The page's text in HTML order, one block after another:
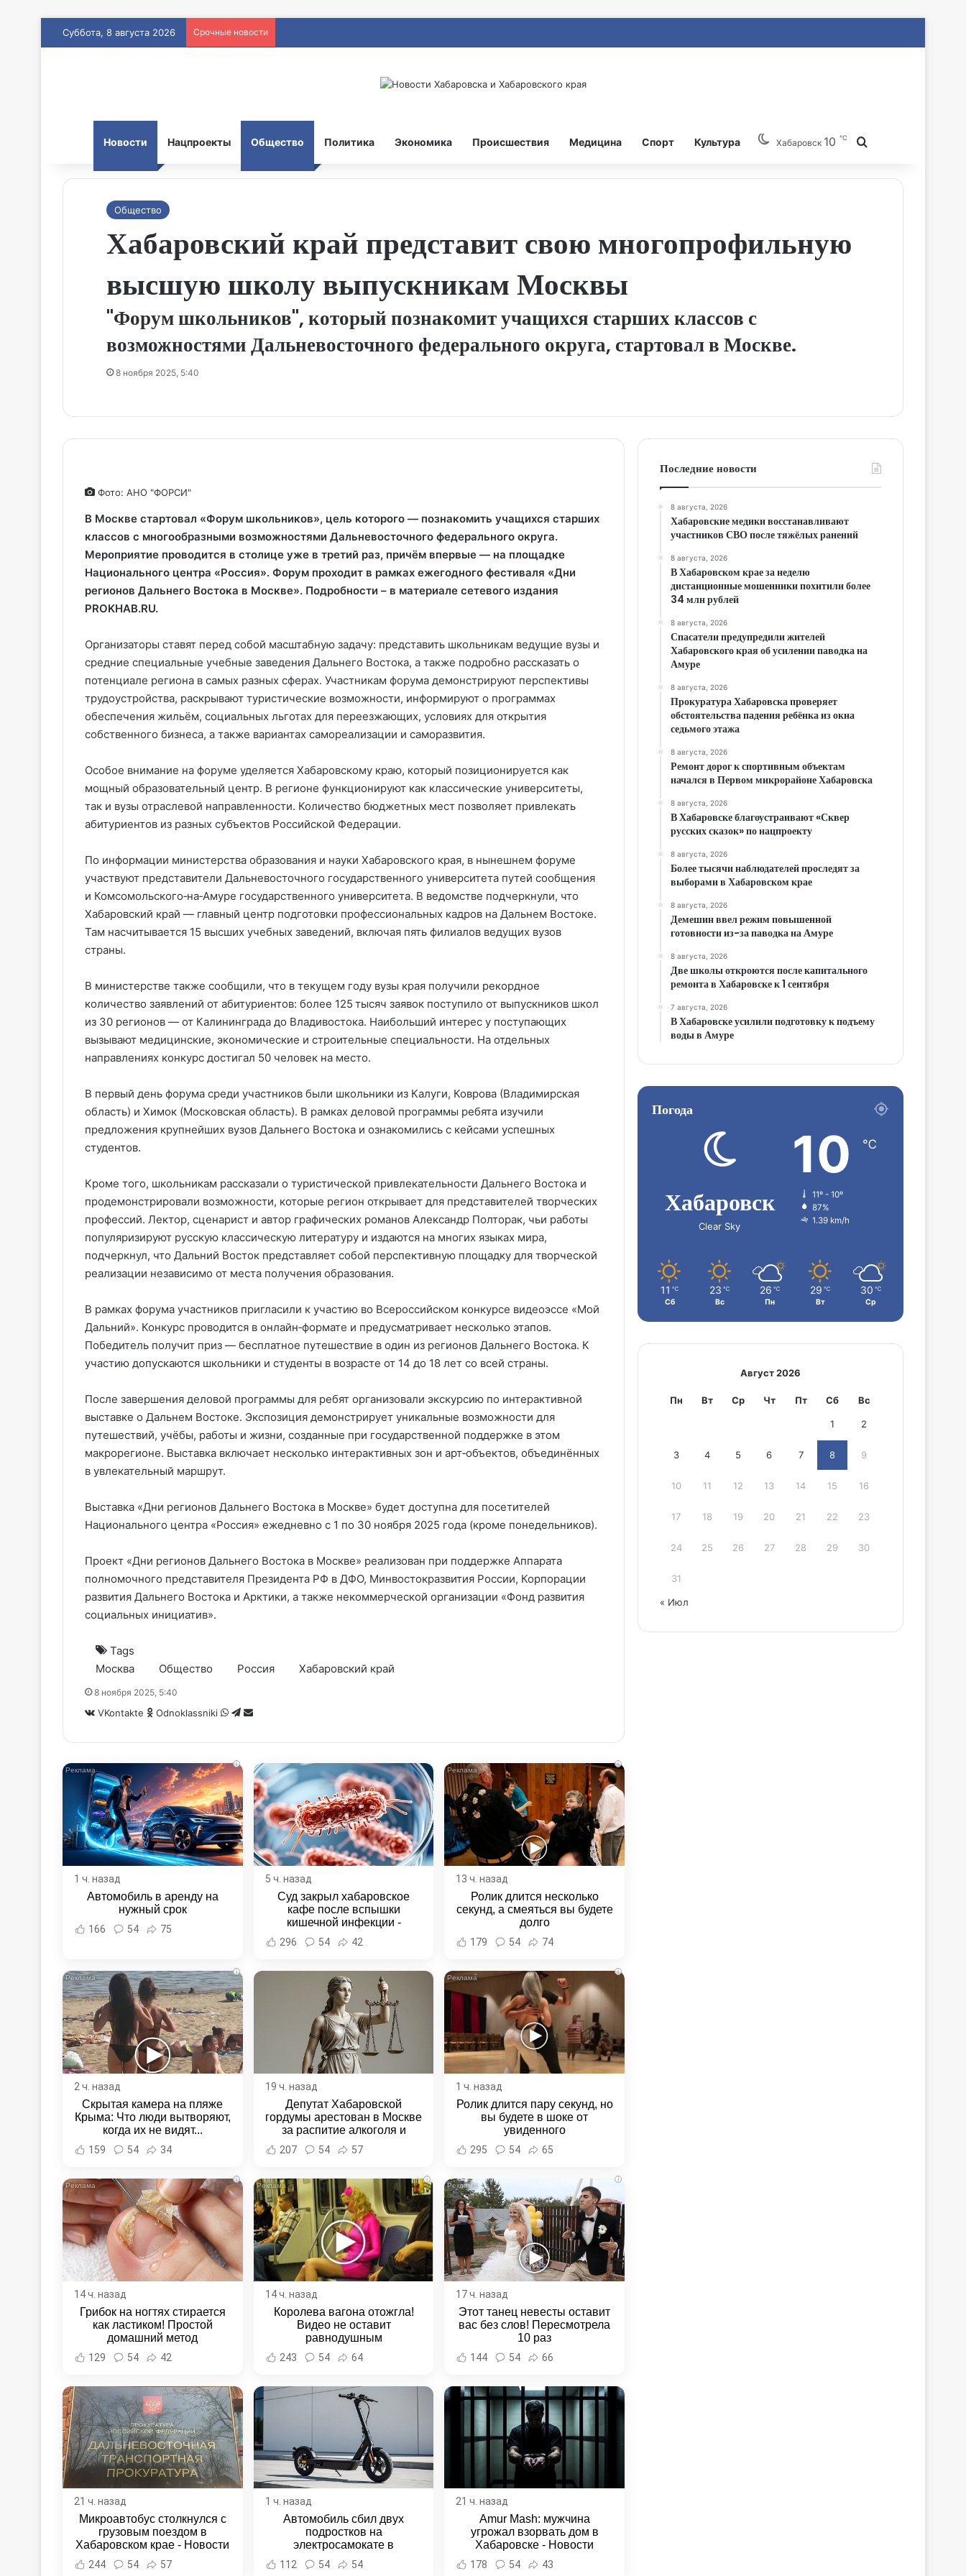
Суббота, 8 августа 2026 Срочные новости
Новости Нацпроекты Общество Политика Экономика Происшествия Медицина Спорт Культура Хабаровск 10 ℃
Общество
Хабаровский край представит свою многопрофильную
высшую школу выпускникам Москвы
"Форум школьников", который познакомит учащихся старших классов с
возможностями Дальневосточного федерального округа, стартовал в Москве.
8 ноября 2025, 5:40
Фото: АНО "ФОРСИ"
В Москве стартовал «Форум школьников», цель которого — познакомить учащихся старших
классов с многообразными возможностями Дальневосточного федерального округа.
Мероприятие проводится в столице уже в третий раз, причём впервые — на площадке
Национального центра «Россия». Форум проходит в рамках ежегодного фестиваля «Дни
регионов Дальнего Востока в Москве». Подробности – в материале сетевого издания
PROKHAB.RU.
Организаторы ставят перед собой масштабную задачу: представить школьникам ведущие вузы и
средние специальные учебные заведения Дальнего Востока, а также подробно рассказать о
потенциале региона в самых разных сферах. Участникам форума демонстрируют перспективы
трудоустройства, раскрывают туристические возможности, информируют о программах
обеспечения жильём, социальных льготах для переезжающих, условиях для открытия
собственного бизнеса, а также вариантах самореализации и саморазвития.
Особое внимание на форуме уделяется Хабаровскому краю, который позиционируется как
мощный образовательный центр. В регионе функционируют как классические университеты,
так и вузы отраслевой направленности. Количество бюджетных мест позволяет привлекать
абитуриентов из разных субъектов Российской Федерации.
По информации министерства образования и науки Хабаровского края, в нынешнем форуме
участвуют представители Дальневосточного государственного университета путей сообщения
и Комсомольского‑на‑Амуре государственного университета. В ведомстве подчеркнули, что
Хабаровский край — главный центр подготовки профессиональных кадров на Дальнем Востоке.
Там насчитывается 15 высших учебных заведений, включая пять филиалов ведущих вузов
страны.
В министерстве также сообщили, что в текущем году вузы края получили рекордное
количество заявлений от абитуриентов: более 125 тысяч заявок поступило от выпускников школ
из 30 регионов — от Калининграда до Владивостока. Наибольший интерес у поступающих
вызывают медицинские, экономические и строительные специальности. На отдельных
направлениях конкурс достигал 50 человек на место.
В первый день форума среди участников были школьники из Калуги, Коврова (Владимирская
область) и Химок (Московская область). В рамках деловой программы ребята изучили
предложения крупнейших вузов Дальнего Востока и ознакомились с кейсами успешных
студентов.
Кроме того, школьникам рассказали о туристической привлекательности Дальнего Востока и
продемонстрировали возможности, которые регион открывает для представителей творческих
профессий. Лектор, сценарист и автор графических романов Александр Полторак, чьи работы
популяризируют русскую классическую литературу и издаются на многих языках мира,
подчеркнул, что Дальний Восток представляет собой перспективную площадку для творческой
реализации независимо от места получения образования.
В рамках форума участников пригласили к участию во Всероссийском конкурсе видеоэссе «Мой
Дальний». Конкурс проводится в онлайн‑формате и предусматривает несколько этапов.
Победитель получит приз — бесплатное путешествие в один из регионов Дальнего Востока. К
участию допускаются школьники и студенты в возрасте от 14 до 18 лет со всей страны.
После завершения деловой программы для ребят организовали экскурсию по интерактивной
выставке о Дальнем Востоке. Экспозиция демонстрирует уникальные возможности для
путешествий, учёбы, работы и жизни, созданные при государственной поддержке в этом
макрорегионе. Выставка включает несколько интерактивных зон и арт‑объектов, объединённых
в увлекательный маршрут.
Выставка «Дни регионов Дальнего Востока в Москве» будет доступна для посетителей
Национального центра «Россия» ежедневно с 1 по 30 ноября 2025 года (кроме понедельников).
Проект «Дни регионов Дальнего Востока в Москве» реализован при поддержке Аппарата
полномочного представителя Президента РФ в ДФО, Минвостокразвития России, Корпорации
развития Дальнего Востока и Арктики, а также некоммерческой организации «Фонд развития
социальных инициатив».
Tags
Москва
Общество Россия Хабаровский край
8 ноября 2025, 5:40
VKontakte Odnoklassniki WhatsApp
Telegram
Share
Email
i
1 ч. назад
Автомобиль в аренду на
нужный срок
166 54 75
5 ч. назад
Суд закрыл хабаровское
кафе после вспышки
кишечной инфекции -
Новости Хабаровска и
Хабаровского края
296 54 42
i
13 ч. назад
Ролик длится несколько
секунд, а смеяться вы будете
долго
179 54 74
i
2 ч. назад
Скрытая камера на пляже
Крыма: Что люди вытворяют,
когда их не видят...
159 54 34
19 ч. назад
Депутат Хабаровской
гордумы арестован в Москве
за распитие алкоголя и
неповиновение полиции -
Новости Хабаровска и
207 54 57
i
1 ч. назад
Ролик длится пару секунд, но
вы будете в шоке от
увиденного
295 54 65
i
14 ч. назад
Грибок на ногтях стирается
как ластиком! Простой
домашний метод
129 54 42
i
14 ч. назад
Королева вагона отожгла!
Видео не оставит
равнодушным
243 54 64
i
17 ч. назад
Этот танец невесты оставит
вас без слов! Пересмотрела
10 раз
144 54 66
21 ч. назад
Микроавтобус столкнулся с
грузовым поездом в
Хабаровском крае - Новости
Хабаровска и Хабаровского
края
244 54 57
1 ч. назад
Автомобиль сбил двух
подростков на
электросамокате в
Комсомольске-на-Амуре -
Новости Хабаровска и
112 54 54
21 ч. назад
Amur Mash: мужчина
угрожал взорвать дом в
Хабаровске - Новости
Хабаровска и Хабаровского
края
178 54 43
Последние новости
8 августа, 2026
Хабаровские медики восстанавливают
участников СВО после тяжёлых ранений
8 августа, 2026
В Хабаровском крае за неделю
дистанционные мошенники похитили более
34 млн рублей
8 августа, 2026
Спасатели предупредили жителей
Хабаровского края об усилении паводка на
Амуре
8 августа, 2026
Прокуратура Хабаровска проверяет
обстоятельства падения ребёнка из окна
седьмого этажа
8 августа, 2026
Ремонт дорог к спортивным объектам
начался в Первом микрорайоне Хабаровска
8 августа, 2026
В Хабаровске благоустраивают «Сквер
русских сказок» по нацпроекту
8 августа, 2026
Более тысячи наблюдателей проследят за
выборами в Хабаровском крае
8 августа, 2026
Демешин ввел режим повышенной
готовности из-за паводка на Амуре
8 августа, 2026
Две школы откроются после капитального
ремонта в Хабаровске к 1 сентября
7 августа, 2026
В Хабаровске усилили подготовку к подъему
воды в Амуре
Погода
Хабаровск
Clear Sky
10 ℃
11º - 10º
87%
1.39 km/h
11 ℃
Сб
23 ℃
Вс
26 ℃
Пн
29 ℃
Вт
30 ℃
Ср
Август 2026
Пн Вт Ср Чт Пт Сб Вс
1 2
3 4 5 6 7 8 9
10 11 12 13 14 15 16
17 18 19 20 21 22 23
24 25 26 27 28 29 30
31
« Июл